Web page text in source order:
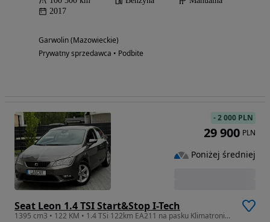
2017
Garwolin (Mazowieckie)
Prywatny sprzedawca • Podbite
Seat Leon 1.4 TSI Start&Stop I-Tech
1395 cm3 • 122 KM • 1.4 TSi 122km EA211 na pasku Klimatronik Lane Assist TEMPOMAT płacony
-2 000 PLN
29 900 PLN
Poniżej średniej